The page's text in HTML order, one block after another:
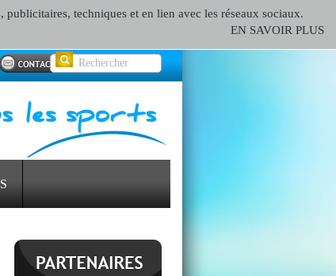
techniques et en lien avec les réseaux sociaux.
EN SAVOIR PLUS